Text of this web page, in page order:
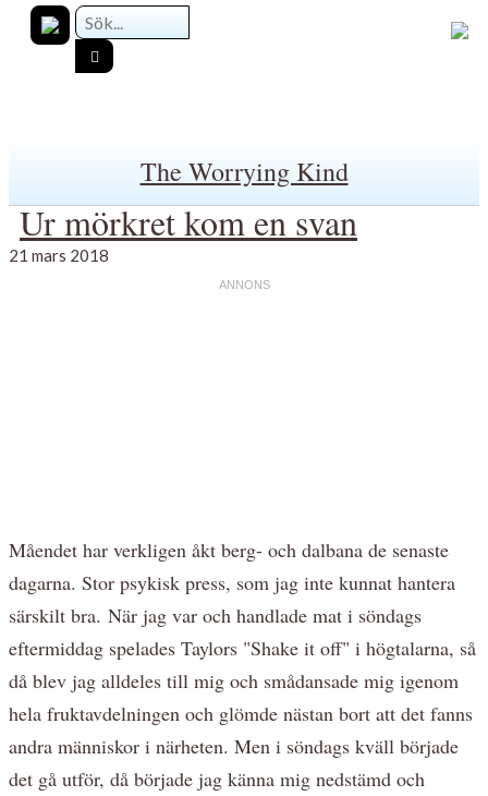
The Worrying Kind
Ur mörkret kom en svan
21 mars 2018
Måendet har verkligen åkt berg- och dalbana de senaste
dagarna. Stor psykisk press, som jag inte kunnat hantera
särskilt bra. När jag var och handlade mat i söndags
eftermiddag spelades Taylors "Shake it off" i högtalarna, så
då blev jag alldeles till mig och smådansade mig igenom
hela fruktavdelningen och glömde nästan bort att det fanns
andra människor i närheten. Men i söndags kväll började
det gå utför, då började jag känna mig nedstämd och